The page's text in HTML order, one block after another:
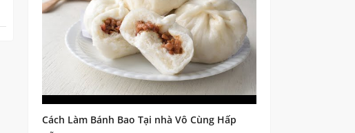
Cách Làm Bánh Bao Tại nhà Vô Cùng Hấp